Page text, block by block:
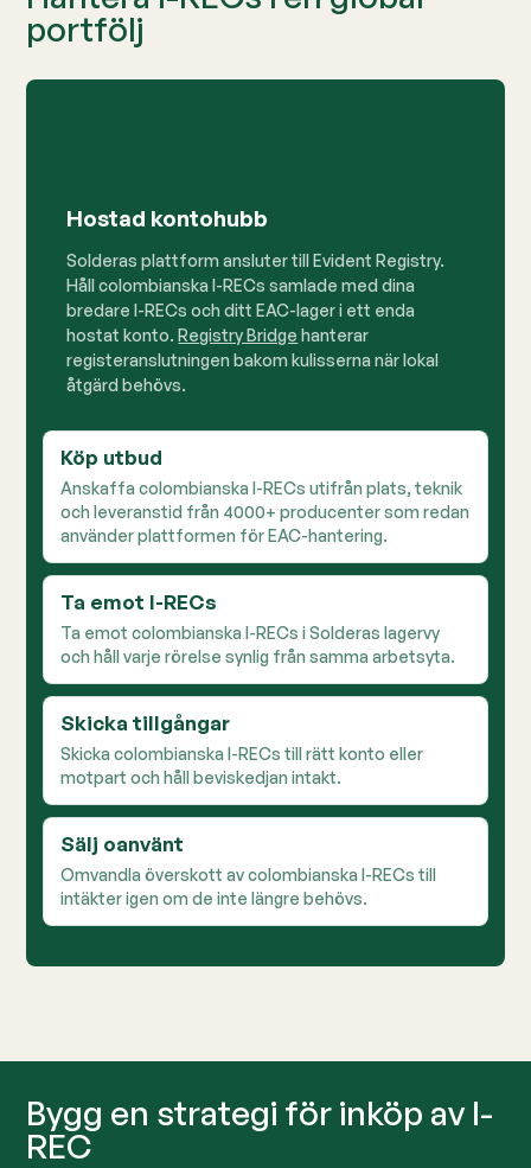
portfölj
Köp utbud
Anskaffa colombianska I-RECs utifrån plats, teknik
och leveranstid från 4000+ producenter som redan
använder plattformen för EAC-hantering.
Ta emot I-RECs
Ta emot colombianska I-RECs i Solderas lagervy
och håll varje rörelse synlig från samma arbetsyta.
Hostad kontohubb
Solderas plattform ansluter till Evident Registry.
Håll colombianska I-RECs samlade med dina
bredare I-RECs och ditt EAC-lager i ett enda
hostat konto.Registry Bridge hanterar
registeranslutningen bakom kulisserna när lokal
åtgärd behövs.
Skicka tillgångar
Skicka colombianska I-RECs till rätt konto eller
motpart och håll beviskedjan intakt.
Sälj oanvänt
Omvandla överskott av colombianska I-RECs till
intäkter igen om de inte längre behövs.
Bygg en strategi för inköp av I-
REC